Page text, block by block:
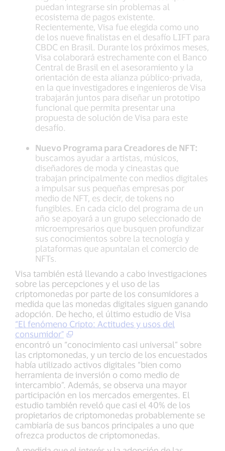
puedan integrarse sin problemas al
ecosistema de pagos existente.
Recientemente, Visa fue elegida como uno
de los nueve finalistas en el desafío LIFT para
CBDC en Brasil. Durante los próximos meses,
Visa colaborará estrechamente con el Banco
Central de Brasil en el asesoramiento y la
orientación de esta alianza público-privada,
en la que investigadores e ingenieros de Visa
trabajarán juntos para diseñar un prototipo
funcional que permita presentar una
propuesta de solución de Visa para este
desafío.
Nuevo Programa para Creadores de NFT:
buscamos ayudar a artistas, músicos,
diseñadores de moda y cineastas que
trabajan principalmente con medios digitales
a impulsar sus pequeñas empresas por
medio de NFT, es decir, de tokens no
fungibles. En cada ciclo del programa de un
año se apoyará a un grupo seleccionado de
microempresarios que busquen profundizar
sus conocimientos sobre la tecnología y
plataformas que apuntalan el comercio de
NFTs.
Visa también está llevando a cabo investigaciones
sobre las percepciones y el uso de las
criptomonedas por parte de los consumidores a
medida que las monedas digitales siguen ganando
adopción. De hecho, el último estudio de Visa
“El fenómeno Cripto: Actitudes y usos del
consumidor"
encontró un “conocimiento casi universal” sobre
las criptomonedas, y un tercio de los encuestados
había utilizado activos digitales “bien como
herramienta de inversión o como medio de
intercambio”. Además, se observa una mayor
participación en los mercados emergentes. El
estudio también reveló que casi el 40% de los
propietarios de criptomonedas probablemente se
cambiaría de sus bancos principales a uno que
ofrezca productos de criptomonedas.